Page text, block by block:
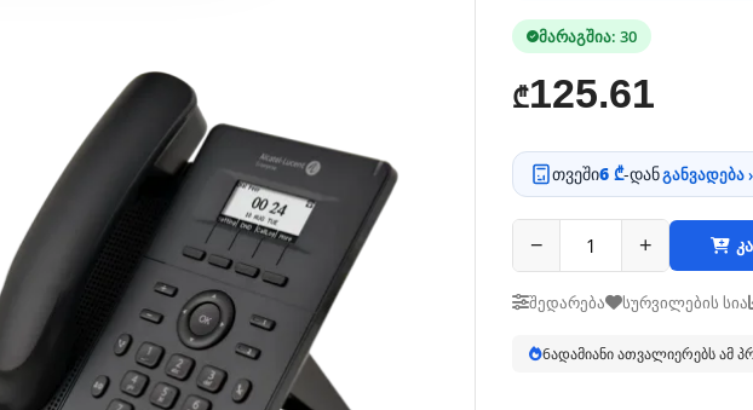
მარაგშია: 30
₾125.61
თვეში6 ₾-დანგანვადება ›
− +
შედარება სურვილების სია
7ადამიანი ათვალიერებს ამ